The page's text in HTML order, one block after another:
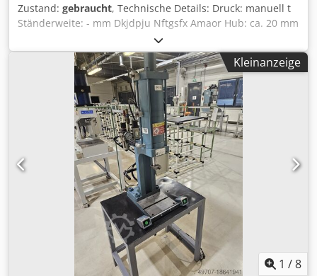
Zustand: gebraucht, Technische Details: Druck: manuell t
Ständerweite: - mm Dkjdpju Nftgsfx Amaor Hub: ca. 20 mm
Maschinengewicht ca.: 9,5 kg Abmessungen Maschine: L:
580 x B:280 x H:80 mm PNEUMATISCHE
KABELSCHUHPRESSE - Anwendungsbereich: Pressen von
Kabelschuhen an elektrische Kabel, und Klimaleitungen
weitere Merkmale: - Presszylinder: Stößel Ø 25mm; außen
Ø 68mm; Ausfahrlänge ca. 20mm - Werkzeugaufnahme:
Weite=40mm; Länge=90mm - Handhebel Ø 30 x L:300mm
Ausstattung: - Werkzeugkasten mit diversen
Werkzeugbacken rund und sechskant siehe Bild i.D. *
Kleinanzeige
1 /8